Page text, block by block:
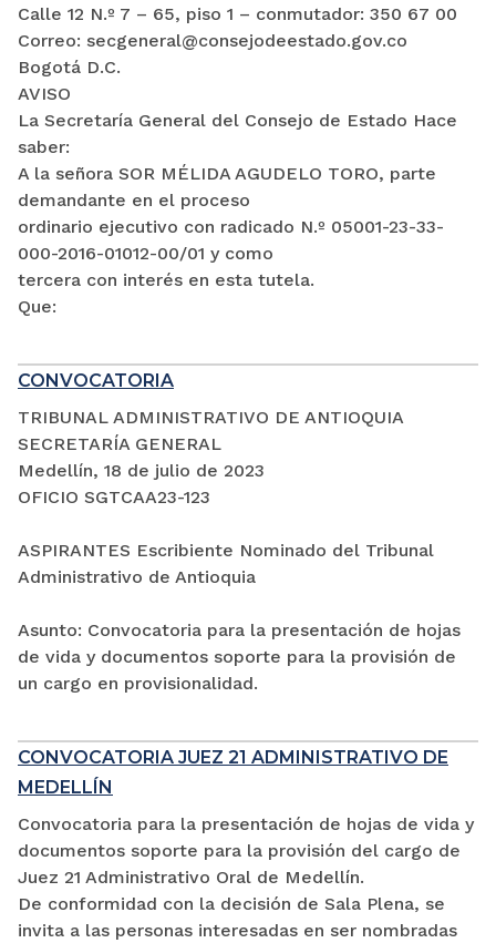
Calle 12 N.º 7 – 65, piso 1 – conmutador: 350 67 00
Correo: secgeneral@consejodeestado.gov.co
Bogotá D.C.
AVISO
La Secretaría General del Consejo de Estado Hace
saber:
A la señora SOR MÉLIDA AGUDELO TORO, parte
demandante en el proceso
ordinario ejecutivo con radicado N.º 05001-23-33-
000-2016-01012-00/01 y como
tercera con interés en esta tutela.
Que:
CONVOCATORIA
TRIBUNAL ADMINISTRATIVO DE ANTIOQUIA
SECRETARÍA GENERAL
Medellín, 18 de julio de 2023
OFICIO SGTCAA23-123
ASPIRANTES Escribiente Nominado del Tribunal
Administrativo de Antioquia
Asunto: Convocatoria para la presentación de hojas
de vida y documentos soporte para la provisión de
un cargo en provisionalidad.
CONVOCATORIA JUEZ 21 ADMINISTRATIVO DE
MEDELLÍN
Convocatoria para la presentación de hojas de vida y
documentos soporte para la provisión del cargo de
Juez 21 Administrativo Oral de Medellín.
De conformidad con la decisión de Sala Plena, se
invita a las personas interesadas en ser nombradas